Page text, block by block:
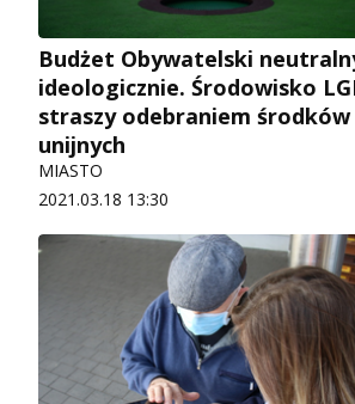
Budżet Obywatelski
ideologicznie. Środowisko
straszy odebraniem środków
unijnych
MIASTO
2021.03.18 13:30